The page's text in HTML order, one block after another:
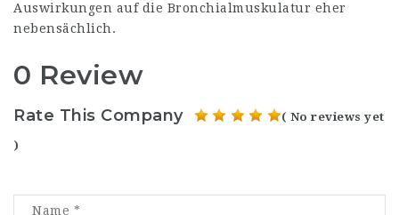
Auswirkungen auf die Bronchialmuskulatur eher
nebensächlich.
0 Review
Rate This Company ( No reviews yet
)